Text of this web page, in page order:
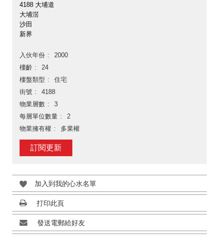
4188 大埔道
大埔滘
沙田
新界
入伙年份
2000
樓齡
24
樓盤類型
住宅
街號
4188
物業層數
3
每層單位數量
2
物業擁有權
多業權
訂閱更新
加入到我的心水名單
打印此頁
發送電郵給好友